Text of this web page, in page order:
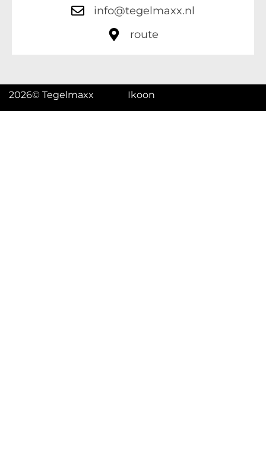
info@tegelmaxx.nl
route
2026© Tegelmaxx Ikoon